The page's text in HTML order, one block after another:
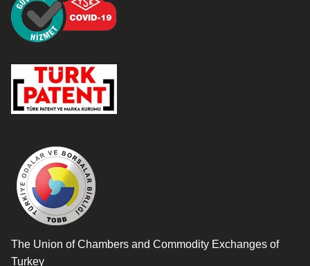
The Union of Chambers and Commodity Exchanges of
Turkey